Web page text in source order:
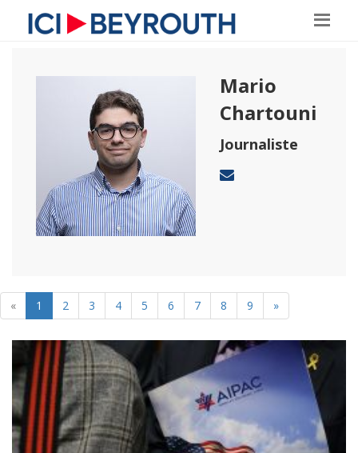
Mario
Chartouni
Journaliste
« 1 2 3 4 5 6 7 8 9 »